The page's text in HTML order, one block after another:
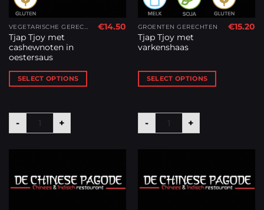
VEGETARISCHE GERECHTEN
Tjap Tjoy met
cashewnoten in
oestersaus
€14.50
SELECT OPTIONS
-
Tjap Tjoy met cashewnoten in oestersaus aantal
+
GROENTEN GERECHTEN
Tjap Tjoy met
varkenshaas
€15.20
SELECT OPTIONS
-
Tjap Tjoy met
+